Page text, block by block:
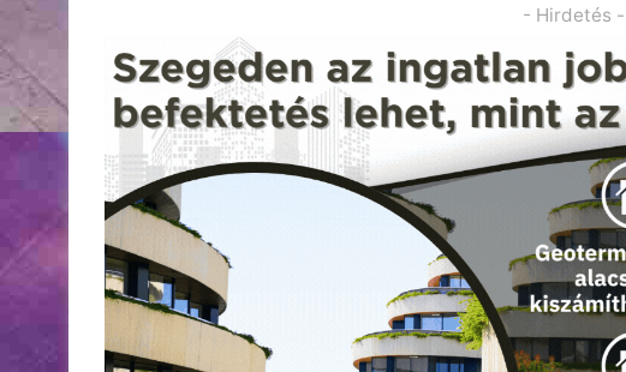
- Hirdetés -